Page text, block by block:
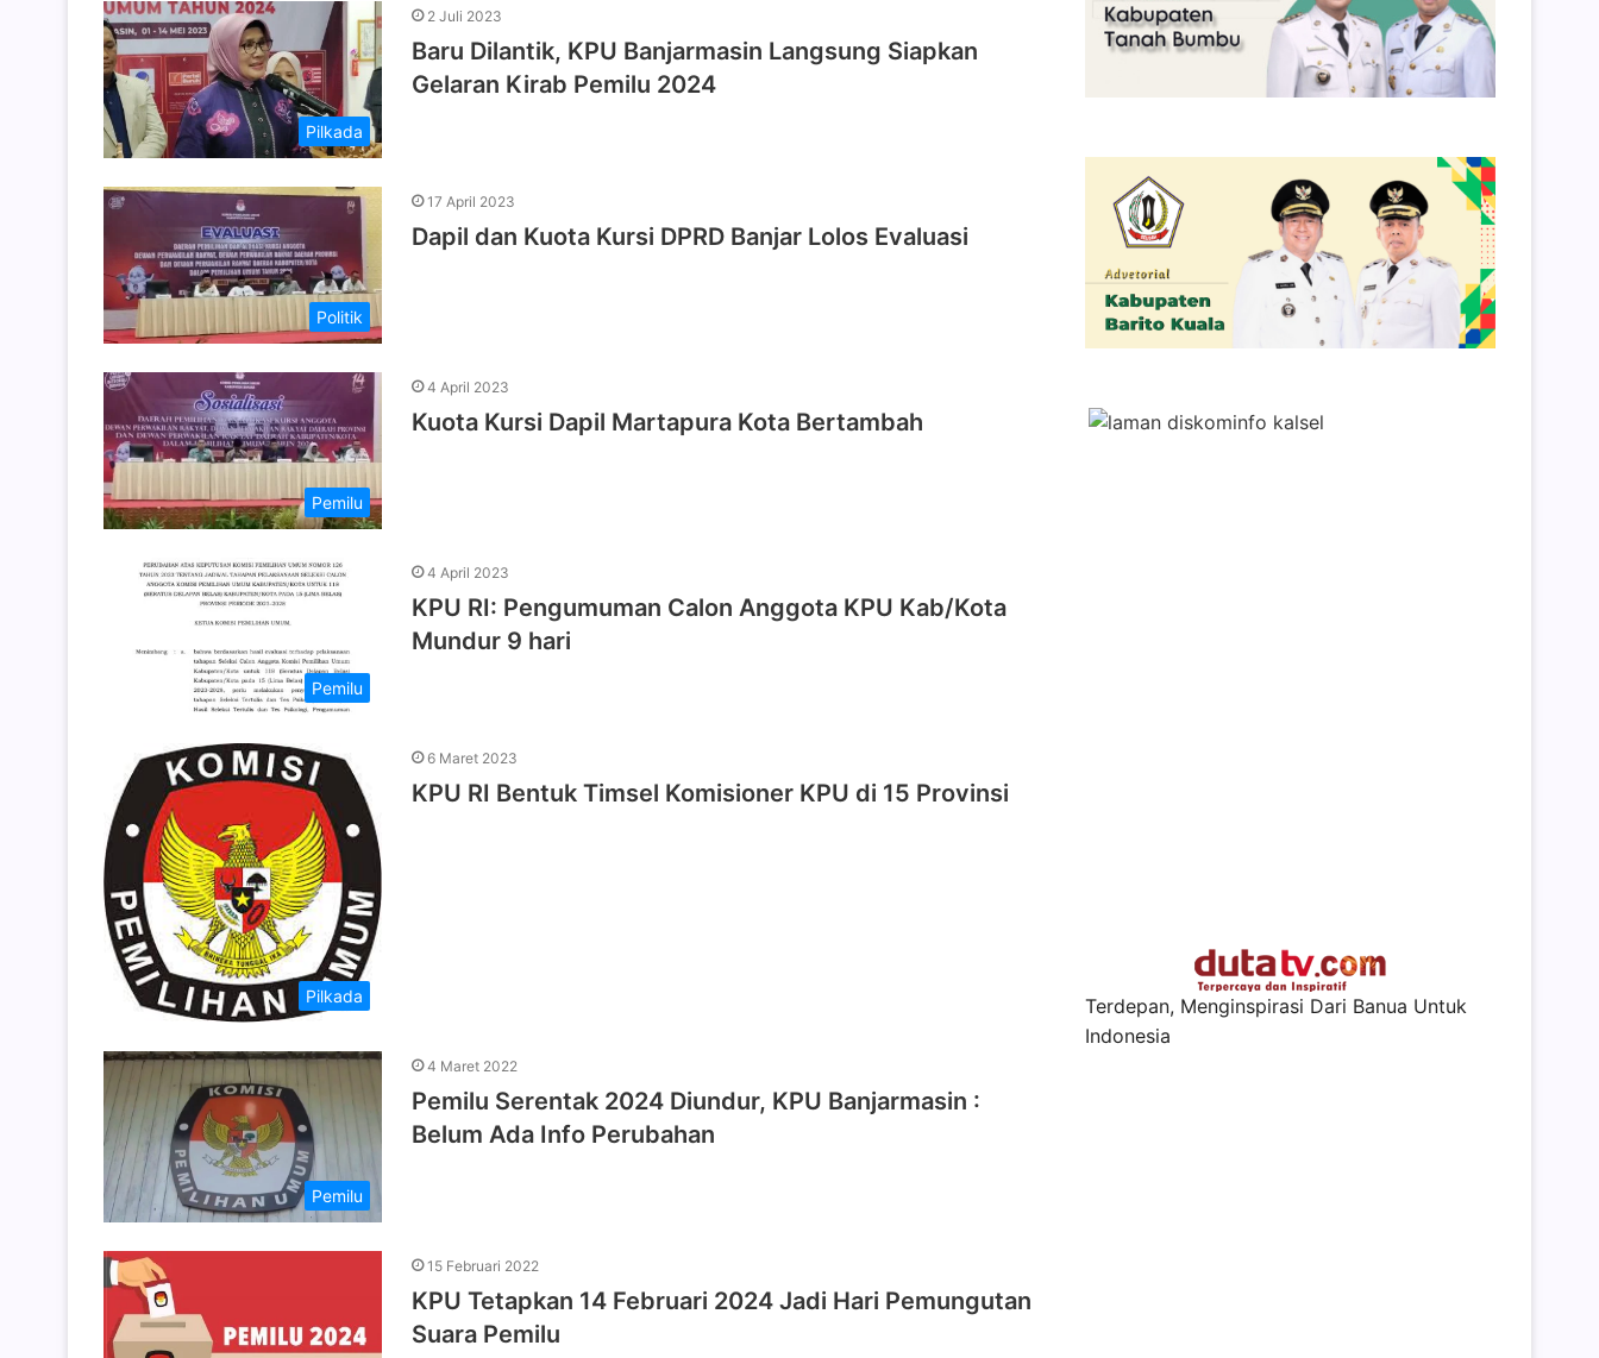
Pilkada
2 Juli 2023
Baru Dilantik, KPU Banjarmasin Langsung Siapkan
Gelaran Kirab Pemilu 2024
Politik
17 April 2023
Dapil dan Kuota Kursi DPRD Banjar Lolos Evaluasi
Pemilu
4 April 2023
Kuota Kursi Dapil Martapura Kota Bertambah
Pemilu
4 April 2023
KPU RI: Pengumuman Calon Anggota KPU Kab/Kota
Mundur 9 hari
Pilkada
6 Maret 2023
KPU RI Bentuk Timsel Komisioner KPU di 15 Provinsi
Pemilu
4 Maret 2022
Pemilu Serentak 2024 Diundur, KPU Banjarmasin :
Belum Ada Info Perubahan
15 Februari 2022
KPU Tetapkan 14 Februari 2024 Jadi Hari Pemungutan
Suara Pemilu
Terdepan, Menginspirasi Dari Banua Untuk
Indonesia